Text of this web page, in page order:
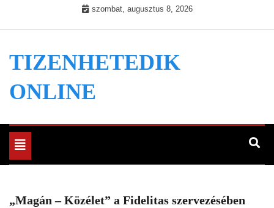
szombat, augusztus 8, 2026
TIZENHETEDIK
ONLINE
Toggle
navigation
„Magán – Közélet” a Fidelitas szervezésében